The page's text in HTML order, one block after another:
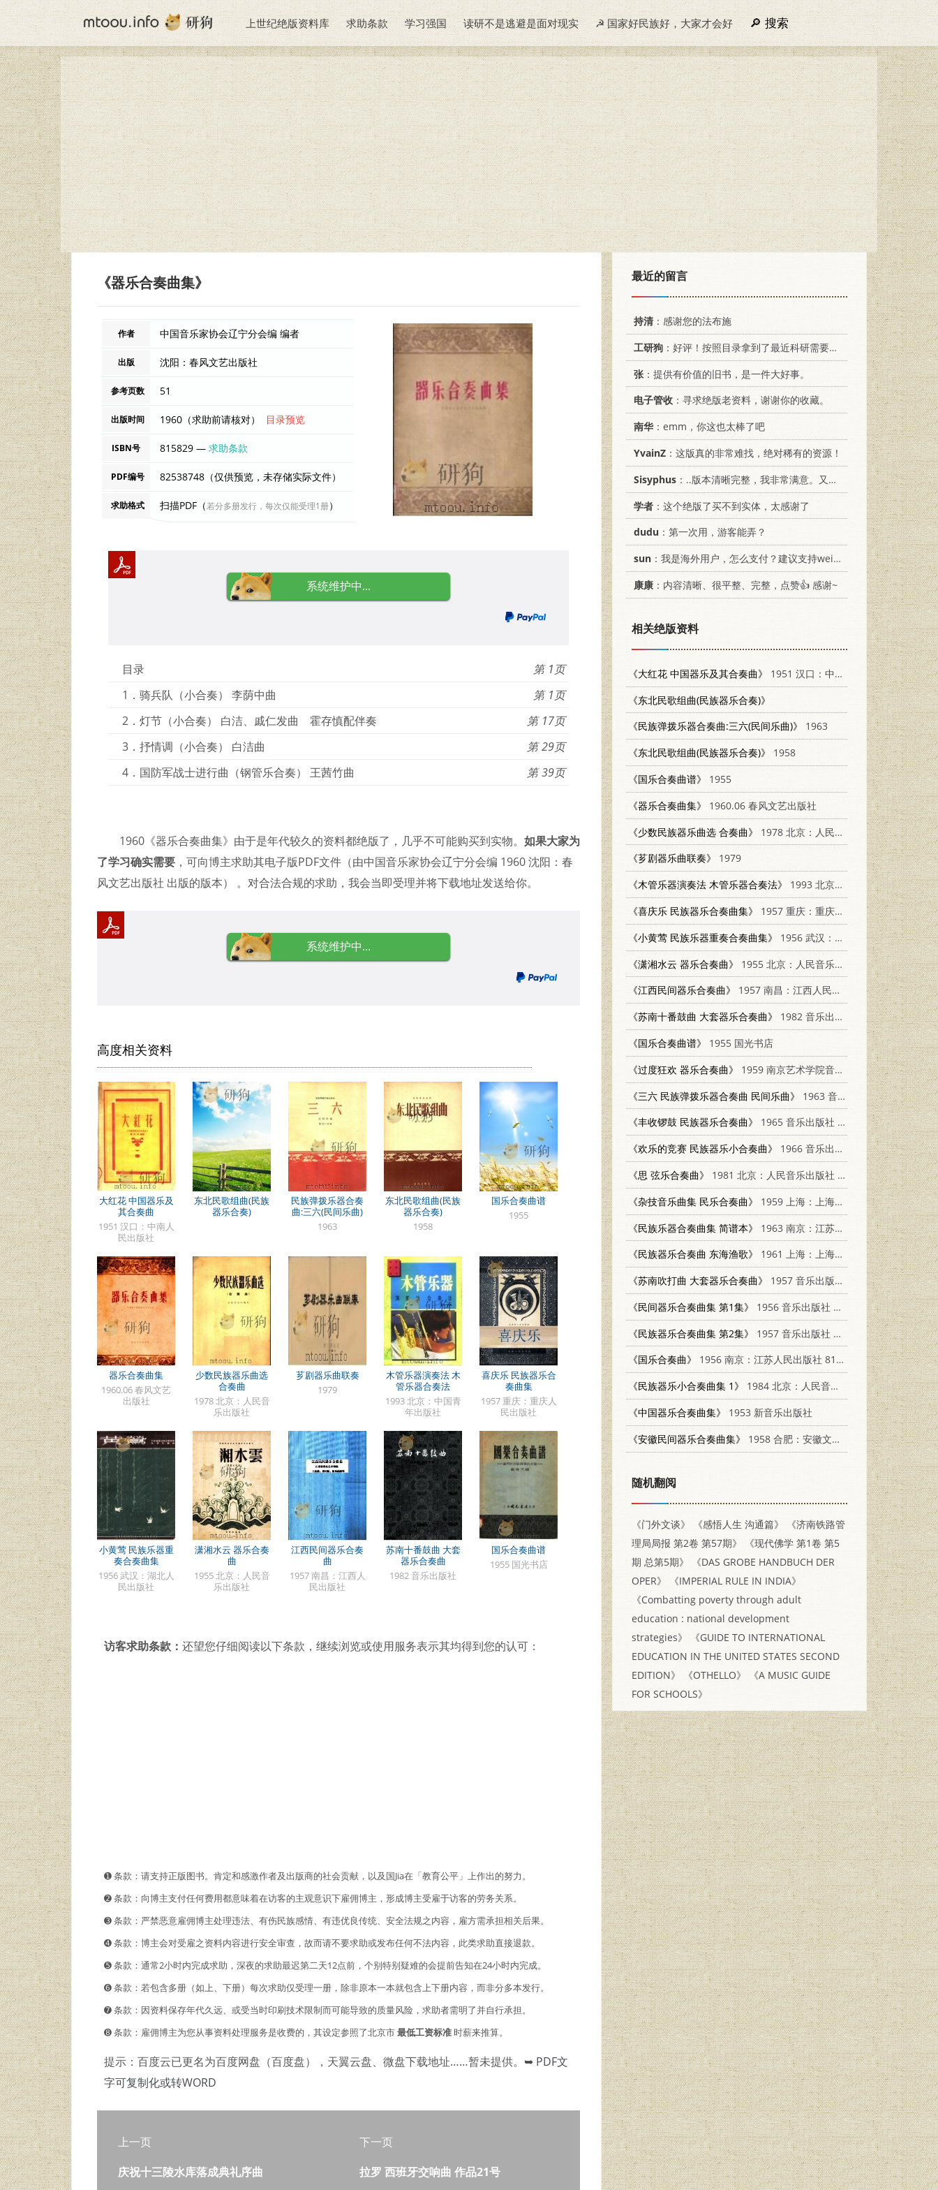
上世纪绝版资料库 求助条款 学习强国 读研不是逃避是面对现实 ☭ 国家好民族好，大家才会好 搜索
《器乐合奏曲集》
作者 中国音乐家协会辽宁分会编 编者
出版 沈阳：春风文艺出版社
参考页数 51
出版时间 1960（求助前请核对） 目录预览
ISBN号 815829 —求助条款
PDF编号 82538748（仅供预览，未存储实际文件）
求助格式 扫描PDF（若分多册发行，每次仅能受理1册）
系统维护中...
目录
1
1．骑兵队（小合奏） 李荫中曲
1
2．灯节（小合奏） 白洁、戚仁发曲 霍存慎配伴奏
17
3．抒情调（小合奏） 白洁曲
29
4．国防军战士进行曲（钢管乐合奏） 王茜竹曲
39
1960《器乐合奏曲集》由于是年代较久的资料都绝版了，几乎不可能购买到实物。 如果大家为
了学习确实需要 ，可向博主求助其电子版PDF文件（由中国音乐家协会辽宁分会编 1960 沈阳：春
风文艺出版社 出版的版本） 。对合法合规的求助，我会当即受理并将下载地址发送给你。
系统维护中...
高度相关资料
大红花 中国器乐及
其合奏曲
1951 汉口：中南人
民出版社
东北民歌组曲(民族
器乐合奏)
民族弹拨乐器合奏
曲:三六(民间乐曲)
1963
东北民歌组曲(民族
器乐合奏)
1958
国乐合奏曲谱
1955
器乐合奏曲集
1960.06 春风文艺
出版社
少数民族器乐曲选
合奏曲
1978 北京：人民音
乐出版社
芗剧器乐曲联奏
1979
木管乐器演奏法 木
管乐器合奏法
1993 北京：中国青
年出版社
喜庆乐 民族器乐合
奏曲集
1957 重庆：重庆人
民出版社
小黄莺 民族乐器重
奏合奏曲集
1956 武汉：湖北人
民出版社
潇湘水云 器乐合奏
曲
1955 北京：人民音
乐出版社
江西民间器乐合奏
曲
1957 南昌：江西人
民出版社
苏南十番鼓曲 大套
器乐合奏曲
1982 音乐出版社
国乐合奏曲谱
1955 国光书店
访客求助条款： 还望您仔细阅读以下条款，继续浏览或使用服务表示其均得到您的认可：
➊️ 条款：请支持正版图书。肯定和感激作者及出版商的社会贡献，以及国Jia在「教育公平」上作出的努力。
➋️️ 条款：向博主支付任何费用都意味着在访客的主观意识下雇佣博主，形成博主受雇于访客的劳务关系。
➌ 条款：严禁恶意雇佣博主处理违法、有伤民族感情、有违优良传统、安全法规之内容，雇方需承担相关后果。
➍ 条款：博主会对受雇之资料内容进行安全审查，故而请不要求助或发布任何不法内容，此类求助直接退款。
➎ 条款：通常2小时内完成求助，深夜的求助最迟第二天12点前，个别特别疑难的会提前告知在24小时内完成。
➏ 条款：若包含多册（如上、下册）每次求助仅受理一册，除非原本一本就包含上下册内容，而非分多本发行。
➐ 条款：因资料保存年代久远、或受当时印刷技术限制而可能导致的质量风险，求助者需明了并自行承担。
➑ 条款：雇佣博主为您从事资料处理服务是收费的，其设定参照了北京市最低工资标准时薪来推算。
提示：百度云已更名为百度网盘（百度盘），天翼云盘、微盘下载地址……暂未提供。 ➥ PDF文
字可复制化或转WORD
上一页
庆祝十三陵水库落成典礼序曲
下一页
拉罗 西班牙交响曲 作品21号
最近的留言
持清：感谢您的法布施
工研狗 ：好评！按照目录拿到了最近科研需要的材料！
张 ：提供有价值的旧书，是一件大好事。
电子管收 ：寻求绝版老资料，谢谢你的收藏。
南华：emm，你这也太棒了吧
YvainZ ：这版真的非常难找，绝对稀有的资源！
Sisyphus ：..版本清晰完整，我非常满意。又及，这本《话语的真相》...
学者 ：这个绝版了买不到实体，太感谢了
dudu ：第一次用，游客能弄？
sun ：我是海外用户，怎么支付？建议支持weixin支付
康康 ：内容清晰、很平整、完整，点赞👍 感谢~
相关绝版资料
《大红花 中国器乐及其合奏曲》
1951 汉口：中南人民出版社
《东北民歌组曲(民族器乐合奏)》
《民族弹拨乐器合奏曲:三六(民间乐曲)》
1963
《东北民歌组曲(民族器乐合奏)》
1958
《国乐合奏曲谱》
1955
《器乐合奏曲集》
1960.06 春风文艺出版社
《少数民族器乐曲选 合奏曲》
1978 北京：人民音乐出版社 8026·3312
《芗剧器乐曲联奏》
1979
《木管乐器演奏法 木管乐器合奏法》
1993 北京：中国青年出版社 7500614373
《喜庆乐 民族器乐合奏曲集》
1957 重庆：重庆人民出版社 8114·42
《小黄莺 民族乐器重奏合奏曲集》
1956 武汉：湖北人民出版社
《潇湘水云 器乐合奏曲》
1955 北京：人民音乐出版社
《江西民间器乐合奏曲》
1957 南昌：江西人民出版社 T8110·73
《苏南十番鼓曲 大套器乐合奏曲》
1982 音乐出版社 8026·449
《国乐合奏曲谱》
1955 国光书店
《过度狂欢 器乐合奏曲》
1959 南京艺术学院音乐系
《三六 民族弹拨乐器合奏曲 民间乐曲》
1963 音乐出版社 8026·1928
《丰收锣鼓 民族器乐合奏曲》
1965 音乐出版社 8026·2081
《欢乐的竞赛 民族器乐小合奏曲》
1966 音乐出版社 8026·2489
《思 弦乐合奏曲》
1981 北京：人民音乐出版社 8026·3866
《杂技音乐曲集 民乐合奏曲》
1959 上海：上海文艺出版社 8078·0949
《民族乐器合奏曲集 简谱本》
1963 南京：江苏人民出版社 8100·1047
《民族器乐合奏曲 东海渔歌》
1961 上海：上海文艺出版社 8127·163
《苏南吹打曲 大套器乐合奏曲》
1957 音乐出版社 8026·449
《民间器乐合奏曲集 第1集》
1956 音乐出版社 8026·396
《民族器乐合奏曲集 第2集》
1957 音乐出版社 8026·476
《国乐合奏曲》
1956 南京：江苏人民出版社 8100·108
《民族器乐小合奏曲集 1》
1984 北京：人民音乐出版社 8026·4282
《中国器乐合奏曲集》
1953 新音乐出版社
《安徽民间器乐合奏曲集》
1958 合肥：安徽文艺出版社
随机翻阅
《门外文谈》 《感悟人生 沟通篇》
《济南铁路管
理局局报 第2卷 第57期》
《现代佛学 第1卷 第5
期 总第5期》
《DAS GROBE HANDBUCH DER
OPER》
《IMPERIAL RULE IN INDIA》
《Combatting poverty through adult
education : national development
strategies》
《GUIDE TO INTERNATIONAL
EDUCATION IN THE UNITED STATES SECOND
EDITION》
《OTHELLO》
《A MUSIC GUIDE
FOR SCHOOLS》